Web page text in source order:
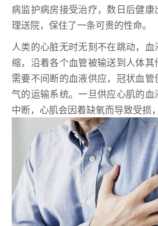
病监护病房接受治疗，数日后健
理送院，保住了一条可贵的性命。
人类的心脏无时无刻不在跳动，
缩，沿着各个血管被输送到人体
需要不间断的血液供应，冠状血
气的运输系统。一旦供应心肌的
中断，心肌会因着缺氧而导致受损